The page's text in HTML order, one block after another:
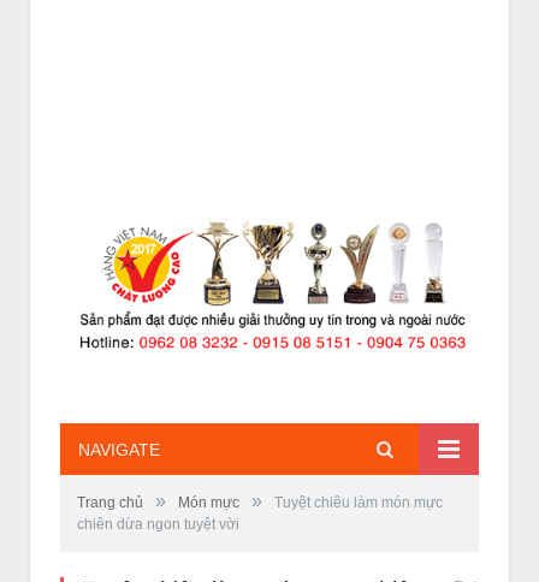
NAVIGATE
Trang chủ » Món mực »
Tuyệt chiêu làm món mực
chiên dừa ngon tuyệt vời